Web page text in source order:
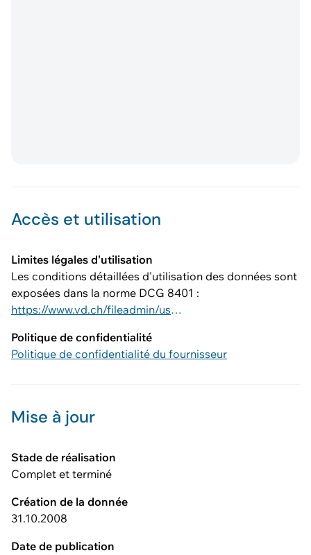
Accès et utilisation
Limites légales d'utilisation
Les conditions détaillées d'utilisation des données sont
exposées dans la norme DCG 8401 :
https://www.vd.ch/fileadmin/user_upload/dinf/8000/8401.pdf
Politique de confidentialité
Politique de confidentialité du fournisseur
Mise à jour
Stade de réalisation
Complet et terminé
Création de la donnée
31.10.2008
Date de publication